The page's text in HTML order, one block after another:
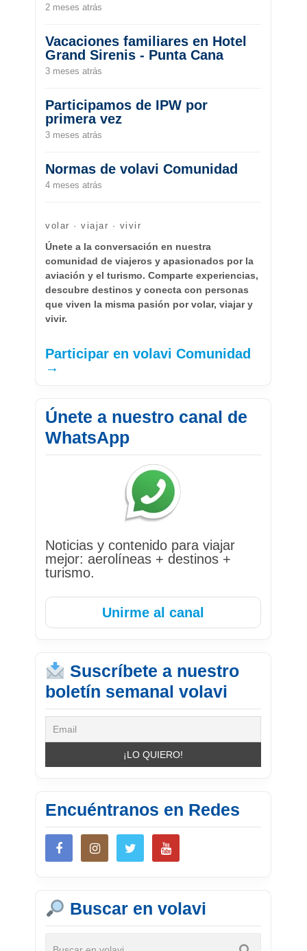
2 meses atrás
Vacaciones familiares en Hotel
Grand Sirenis - Punta Cana
3 meses atrás
Participamos de IPW por
primera vez
3 meses atrás
Normas de volavi Comunidad
4 meses atrás
volar · viajar · vivir
Únete a la conversación en nuestra
comunidad de viajeros y apasionados por la
aviación y el turismo. Comparte experiencias,
descubre destinos y conecta con personas
que viven la misma pasión por volar, viajar y
vivir.
Participar en volavi Comunidad
→
Únete a nuestro canal de
WhatsApp
Noticias y contenido para viajar
mejor: aerolíneas + destinos +
turismo.
Unirme al canal
Suscríbete a nuestro
boletín semanal volavi
Encuéntranos en Redes
Buscar en volavi